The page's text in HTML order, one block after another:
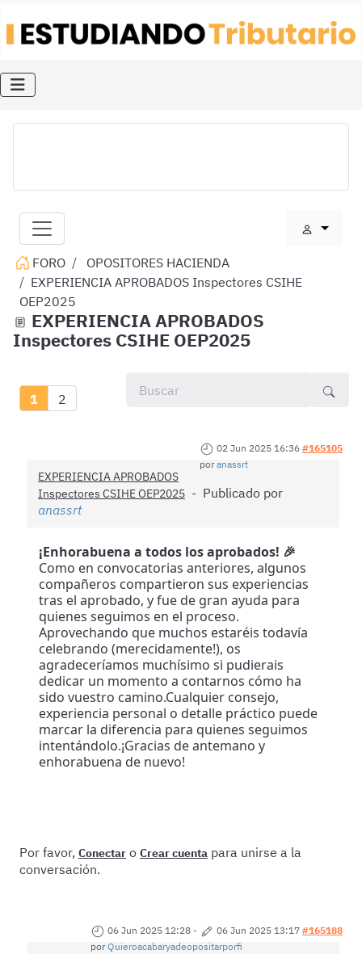
FORO
OPOSITORES HACIENDA
EXPERIENCIA APROBADOS Inspectores CSIHE
OEP2025
EXPERIENCIA APROBADOS
Inspectores CSIHE OEP2025
1 2
02 Jun 2025 16:36 #165105
poranassrt
EXPERIENCIA APROBADOS
Inspectores CSIHE OEP2025
Publicado por
anassrt
¡Enhorabuena a todos los aprobados! 🎉
Como en convocatorias anteriores, algunos
compañeros compartieron sus experiencias
tras el aprobado, y fue de gran ayuda para
quienes seguimos en el proceso.
Aprovechando que muchos estaréis todavía
celebrando (merecidamente!), os
agradeceríamos muchísimo si pudierais
dedicar un momento a contarnos cómo ha
sido vuestro camino.Cualquier consejo,
experiencia personal o detalle práctico puede
marcar la diferencia para quienes seguimos
intentándolo.¡Gracias de antemano y
enhorabuena de nuevo!
Por favor, Conectar o Crear cuenta para unirse a la
conversación.
06 Jun 2025 12:28 - 06 Jun 2025 13:17 #165188
porQuieroacabaryadeopositarporfi